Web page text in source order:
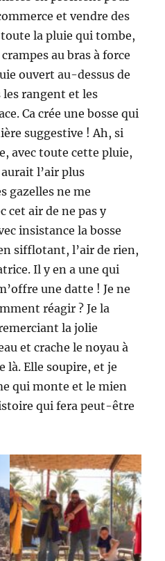
et vendre des
la pluie qui tombe,
au bras à force
ouvert au-dessus de
rangent et les
Ca crée une bosse qui
suggestive ! Ah, si
avec toute cette pluie,
l’air plus
gazelles ne me
cet air de ne pas y
insistance la bosse
sifflotant, l’air de rien,
Il y en a une qui
une datte ! Je ne
réagir ? Je la
la jolie
et crache le noyau à
là. Elle soupire, et je
qui monte et le mien
qui fera peut-être